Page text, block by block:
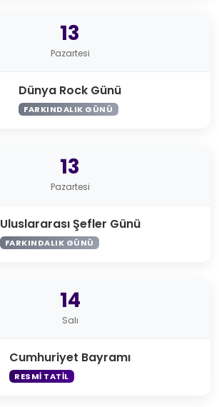
13
Pazartesi
Dünya Rock Günü
FARKINDALIK GÜNÜ
13
Pazartesi
Uluslararası Şefler Günü
FARKINDALIK GÜNÜ
14
Salı
Cumhuriyet Bayramı
RESMI TATIL